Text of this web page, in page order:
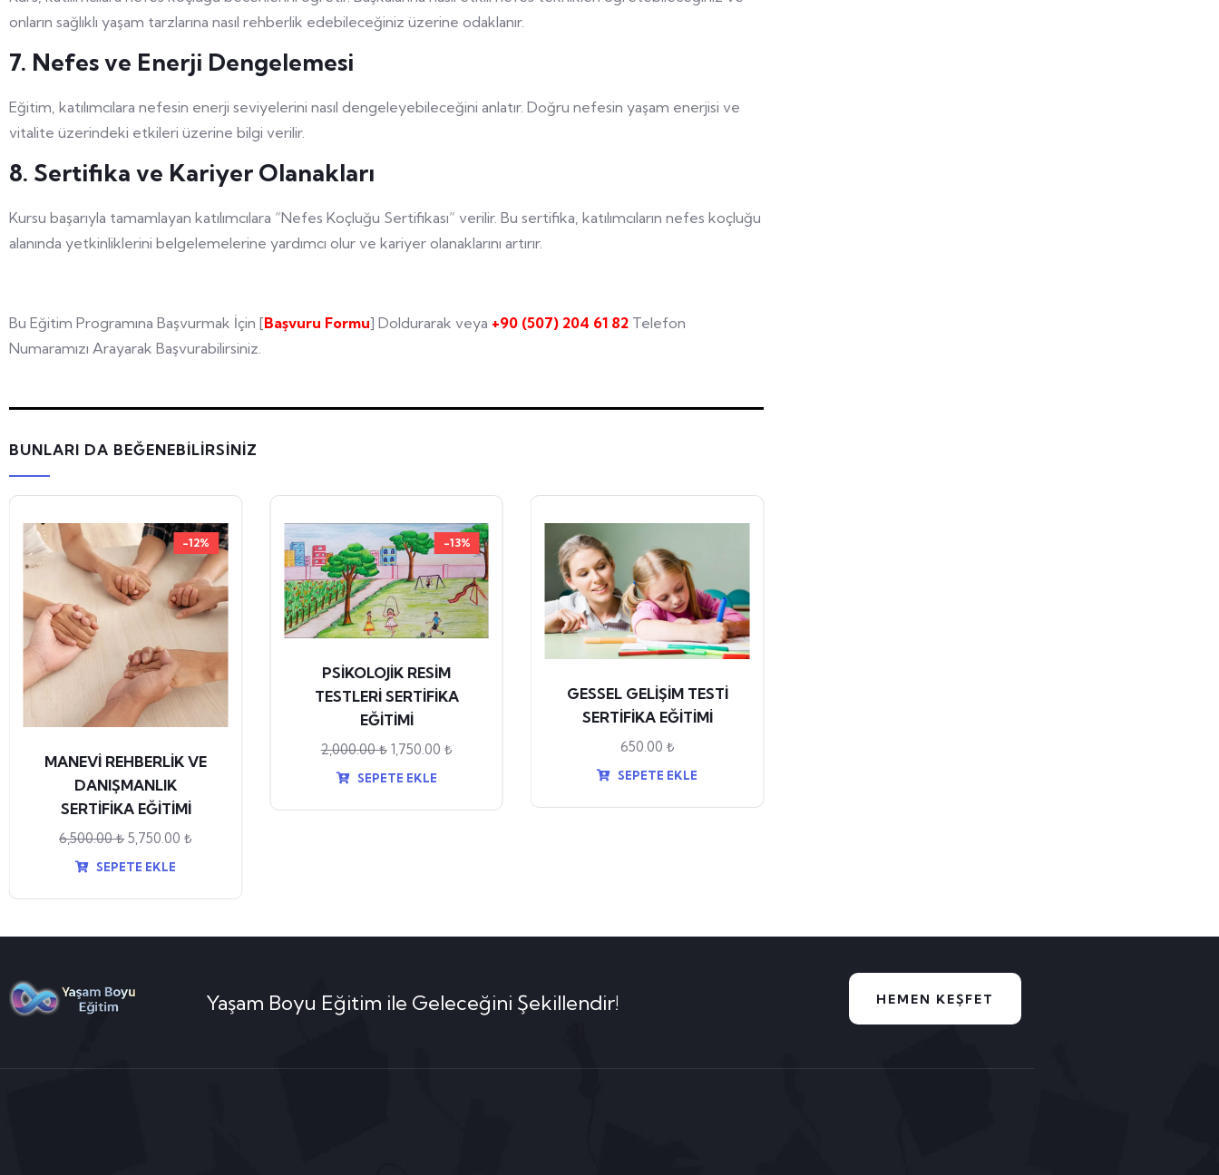
onların sağlıklı yaşam tarzlarına nasıl rehberlik edebileceğiniz üzerine odaklanır.
7. Nefes ve Enerji Dengelemesi
Eğitim, katılımcılara nefesin enerji seviyelerini nasıl dengeleyebileceğini anlatır. Doğru nefesin yaşam enerjisi ve
vitalite üzerindeki etkileri üzerine bilgi verilir.
8. Sertifika ve Kariyer Olanakları
Kursu başarıyla tamamlayan katılımcılara “Nefes Koçluğu Sertifikası” verilir. Bu sertifika, katılımcıların nefes koçluğu
alanında yetkinliklerini belgelemelerine yardımcı olur ve kariyer olanaklarını artırır.
Bu Eğitim Programına Başvurmak İçin [Başvuru Formu] Doldurarak veya +90 (507) 204 61 82 Telefon
Numaramızı Arayarak Başvurabilirsiniz.
BUNLARI DA BEĞENEBİLİRSİNİZ
-12%
MANEVİ REHBERLİK VE
DANIŞMANLIK
SERTİFİKA EĞİTİMİ
6,500.00₺ 5,750.00₺
SEPETE EKLE
-13%
PSİKOLOJİK RESİM
TESTLERİ SERTİFİKA
EĞİTİMİ
2,000.00₺ 1,750.00 ₺
SEPETE EKLE
GESSEL GELİŞİM TESTİ
SERTİFİKA EĞİTİMİ
650.00 ₺
SEPETE EKLE
Yaşam Boyu Eğitim ile Geleceğini Şekillendir! HEMEN KEŞFET